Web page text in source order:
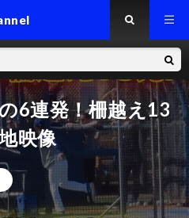
6連発！柵越え13
映像